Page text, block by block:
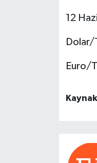
12
Dolar/
Euro/